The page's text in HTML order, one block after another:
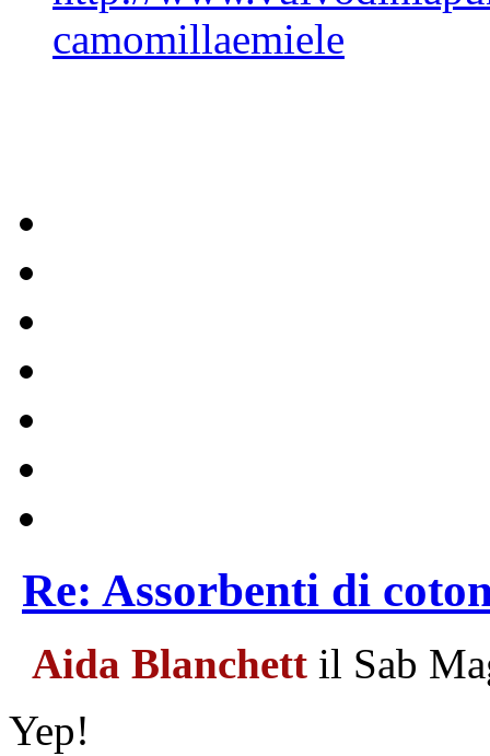
camomillaemiele
Re: Assorbenti di
Aida Blanchett il Sab
Yep!